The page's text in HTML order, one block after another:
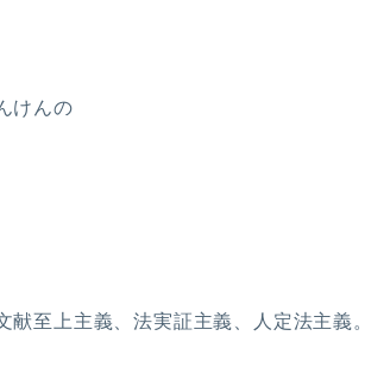
けんの
至上主義、法実証主義、人定法主義。